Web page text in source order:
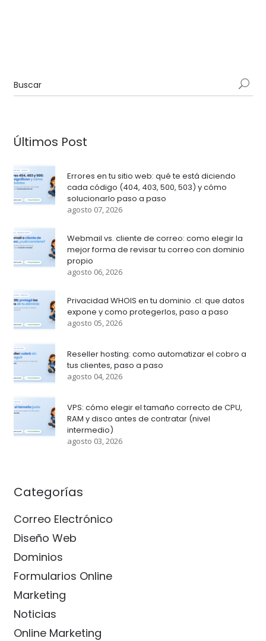
Últimos Post
Errores en tu sitio web: qué te está diciendo
cada código (404, 403, 500, 503) y cómo
solucionarlo paso a paso
agosto 07, 2026
Webmail vs. cliente de correo: como elegir la
mejor forma de revisar tu correo con dominio
propio
agosto 06, 2026
Privacidad WHOIS en tu dominio .cl: que datos
expone y como protegerlos, paso a paso
agosto 05, 2026
Reseller hosting: como automatizar el cobro a
tus clientes, paso a paso
agosto 04, 2026
VPS: cómo elegir el tamaño correcto de CPU,
RAM y disco antes de contratar (nivel
intermedio)
agosto 03, 2026
Categorías
Correo Electrónico
Diseño Web
Dominios
Formularios Online
Marketing
Noticias
Online Marketing